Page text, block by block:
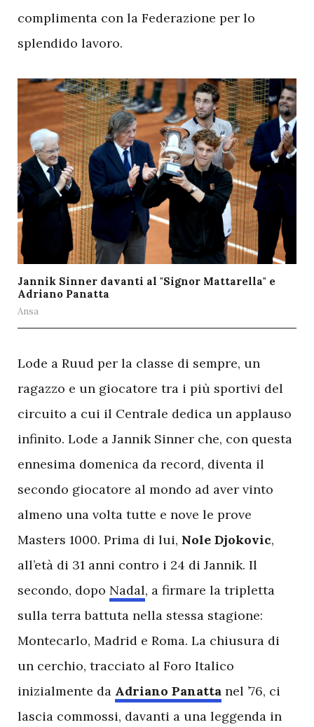
complimenta con la Federazione per lo
splendido lavoro.
Jannik Sinner davanti al "Signor Mattarella" e
Adriano Panatta
Ansa
Lode a Ruud per la classe di sempre, un
ragazzo e un giocatore tra i più sportivi del
circuito a cui il Centrale dedica un applauso
infinito. Lode a Jannik Sinner che, con questa
ennesima domenica da record, diventa il
secondo giocatore al mondo ad aver vinto
almeno una volta tutte e nove le prove
Masters 1000. Prima di lui, Nole Djokovic,
all’età di 31 anni contro i 24 di Jannik. Il
secondo, dopo Nadal, a firmare la tripletta
sulla terra battuta nella stessa stagione:
Montecarlo, Madrid e Roma. La chiusura di
un cerchio, tracciato al Foro Italico
inizialmente da Adriano Panatta nel ’76, ci
lascia commossi, davanti a una leggenda in